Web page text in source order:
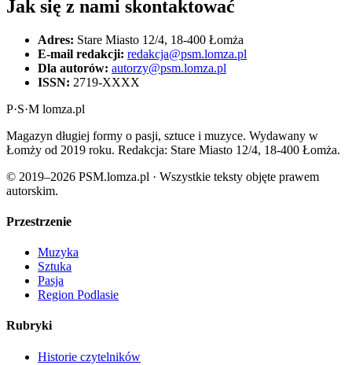
Jak się z nami skontaktować
Adres: Stare Miasto 12/4, 18-400 Łomża
E-mail redakcji: redakcja@psm.lomza.pl
Dla autorów: autorzy@psm.lomza.pl
ISSN: 2719-XXXX
P·S·M lomza.pl
Magazyn długiej formy o pasji, sztuce i muzyce. Wydawany w
Łomży od 2019 roku. Redakcja: Stare Miasto 12/4, 18-400 Łomża.
© 2019–2026 PSM.lomza.pl · Wszystkie teksty objęte prawem
autorskim.
Przestrzenie
Muzyka
Sztuka
Pasja
Region Podlasie
Rubryki
Historie czytelników